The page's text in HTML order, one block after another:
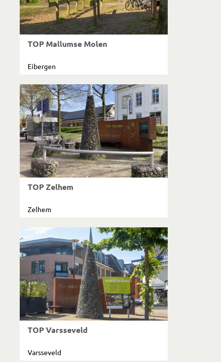
TOP Mallumse Molen
Eibergen
TOP Zelhem
Zelhem
TOP Varsseveld
Varsseveld